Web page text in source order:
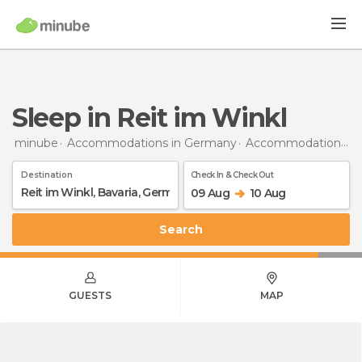
Sleep in Reit im Winkl
minube Accommodations in Germany Accommodations in Bavaria
Destination Check In & Check Out
09 Aug 10 Aug
Search
GUESTS MAP